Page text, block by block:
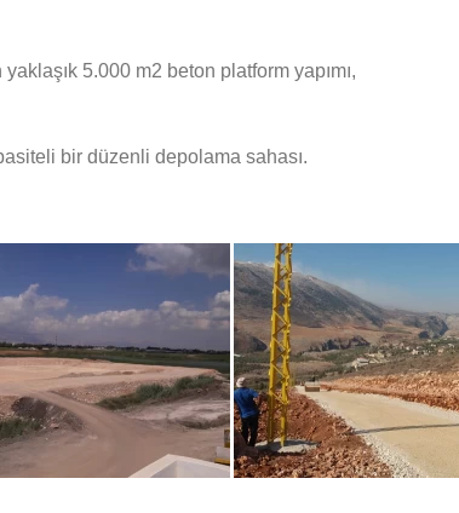
5.000 m2 beton platform yapımı,
bir düzenli depolama sahası.